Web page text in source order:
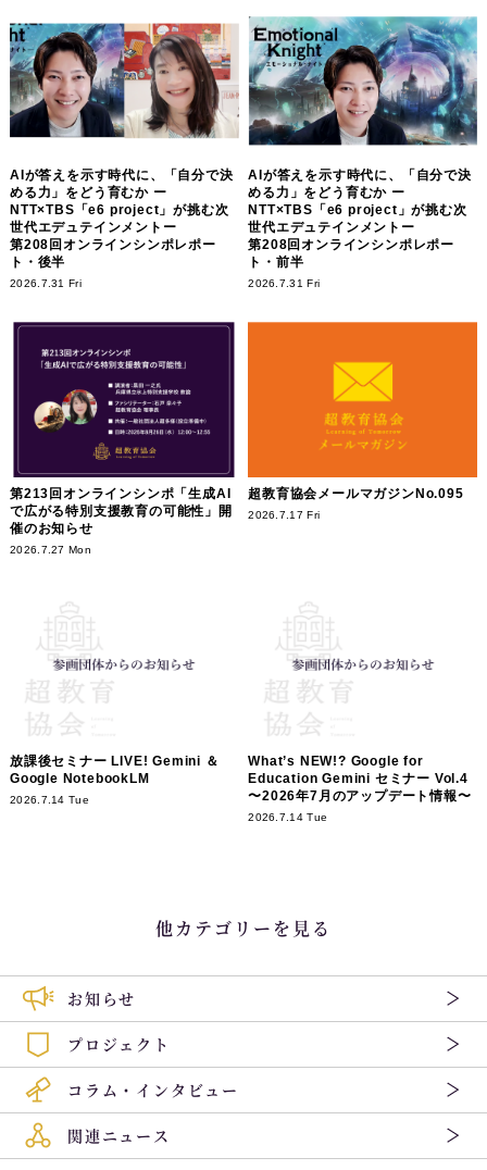
AIが答えを示す時代に、「自分で決
める力」をどう育むか ー
NTT×TBS「e6 project」が挑む次
世代エデュテインメントー
第208回オンラインシンポレポー
ト・後半
2026.7.31 Fri
AIが答えを示す時代に、「自分で決
める力」をどう育むか ー
NTT×TBS「e6 project」が挑む次
世代エデュテインメントー
第208回オンラインシンポレポー
ト・前半
2026.7.31 Fri
第213回オンラインシンポ「生成AI
で広がる特別支援教育の可能性」開
催のお知らせ
2026.7.27 Mon
超教育協会メールマガジンNo.095
2026.7.17 Fri
放課後セミナー LIVE! Gemini ＆
Google NotebookLM
2026.7.14 Tue
What’s NEW!? Google for
Education Gemini セミナー Vol.4
〜2026年7月のアップデート情報〜
2026.7.14 Tue
他カテゴリーを見る
お知らせ
プロジェクト
コラム・インタビュー
関連ニュース